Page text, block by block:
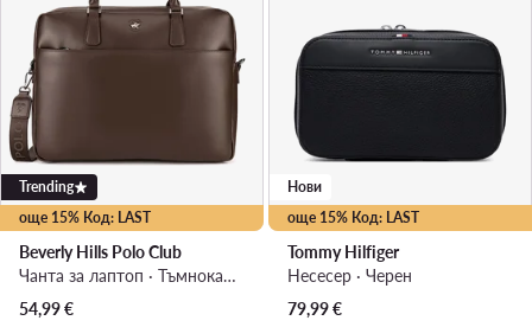
още 15% Код: LAST
Trending
Beverly Hills Polo Club
Чанта за лаптоп · Тъмнокафяв
54,99€
още 15% Код: LAST
Нови
Tommy Hilfiger
Несесер · Черен
79,99€